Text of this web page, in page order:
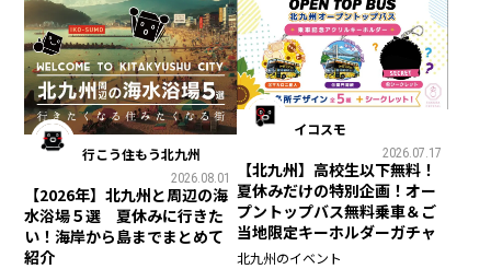
行こう住もう北九州
2026.08.01
【2026年】北九州と周辺の海
水浴場５選 夏休みに行きた
い！海岸から島までまとめて
紹介
イコスモ
2026.07.17
【北九州】高校生以下無料！
夏休みだけの特別企画！オー
プントップバス無料乗車＆ご
当地限定キーホルダーガチャ
北九州のイベント